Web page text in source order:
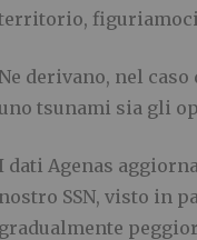
figuriamoci
Ne derivano, nel
tsunami sia gli
dati Agenas
nostro SSN, visto in
gradualmente